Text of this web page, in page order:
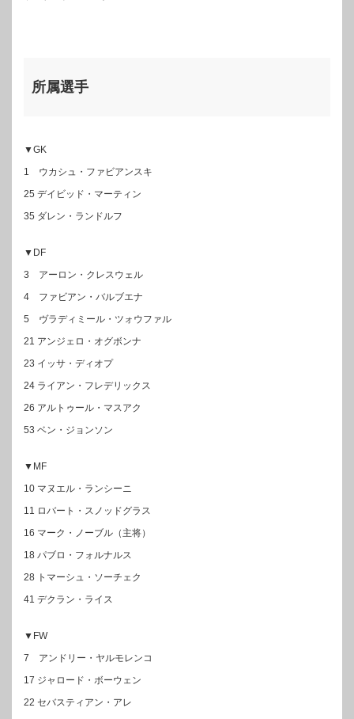
所属選手
▼GK
1 ウカシュ・ファビアンスキ
25 デイビッド・マーティン
35 ダレン・ランドルフ
▼DF
3 アーロン・クレスウェル
4 ファビアン・バルブエナ
5 ヴラディミール・ツォウファル
21 アンジェロ・オグボンナ
23 イッサ・ディオプ
24 ライアン・フレデリックス
26 アルトゥール・マスアク
53 ベン・ジョンソン
▼MF
10 マヌエル・ランシーニ
11 ロバート・スノッドグラス
16 マーク・ノーブル（主将）
18 パブロ・フォルナルス
28 トマーシュ・ソーチェク
41 デクラン・ライス
▼FW
7 アンドリー・ヤルモレンコ
17 ジャロード・ボーウェン
22 セバスティアン・アレ